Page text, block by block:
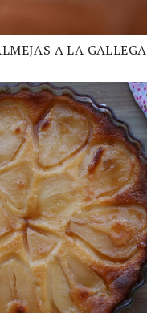
A LA GALLEGA